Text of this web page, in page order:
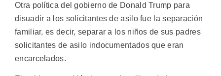
Otra política del gobierno de Donald Trump para
disuadir a los solicitantes de asilo fue la separación
familiar, es decir, separar a los niños de sus padres
solicitantes de asilo indocumentados que eran
encarcelados.